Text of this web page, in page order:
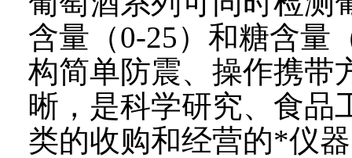
含量（0-25）和糖含量
构简单防震、操作携带
晰， 是科学研究、食品
类的收购和经营的*仪